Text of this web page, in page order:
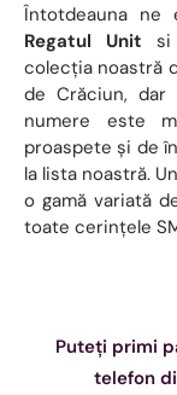
Întotdeauna ne
Regatul Unit si
colecția noastră
de Crăciun, dar
numere este
proaspete și de
la lista noastră.
o gamă variată
toate cerințele
Puteți primi
telefon